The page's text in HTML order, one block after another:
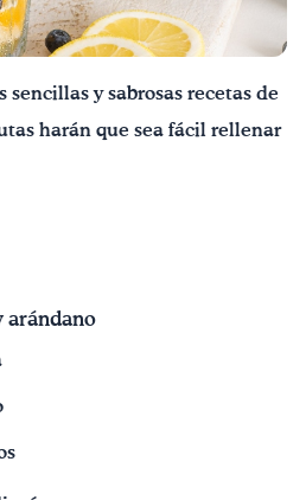
sencillas y sabrosas recetas de
harán que sea fácil rellenar
arándano